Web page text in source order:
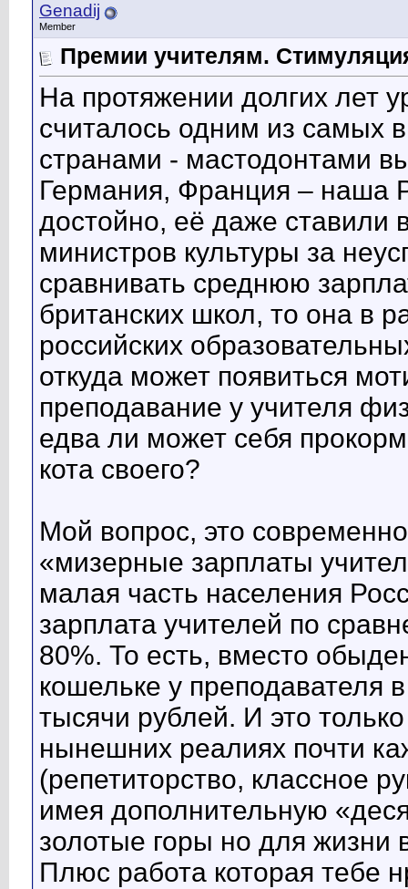
Genadij
Member
Премии учителям.
На протяжении долгих лет
считалось одним из самых
странами - мастодонтами
Германия, Франция – наша
достойно, её даже ставили
министров культуры за
сравнивать среднюю
британских школ, то она в
российских
откуда может появиться
преподавание у учителя
едва ли может себя
кота своего?
Мой вопрос, это
«мизерные зарплаты
малая часть населения
зарплата учителей по
80%. То есть, вместо
кошельке у преподавателя
тысячи рублей. И это
нынешних реалиях почти
(репетиторство, классное
имея дополнительную
золотые горы но для жизни
Плюс работа которая тебе